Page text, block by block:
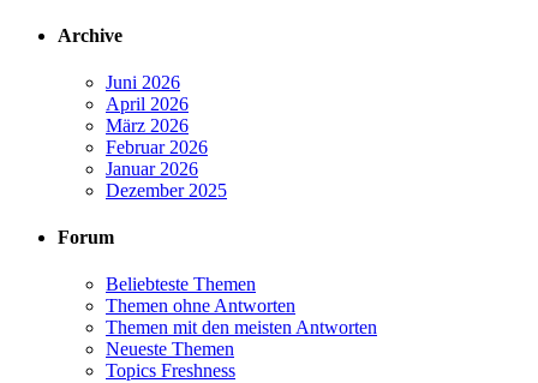
Archive
Juni 2026
April 2026
März 2026
Februar 2026
Januar 2026
Dezember 2025
Forum
Beliebteste Themen
Themen ohne Antworten
Themen mit den meisten Antworten
Neueste Themen
Topics Freshness